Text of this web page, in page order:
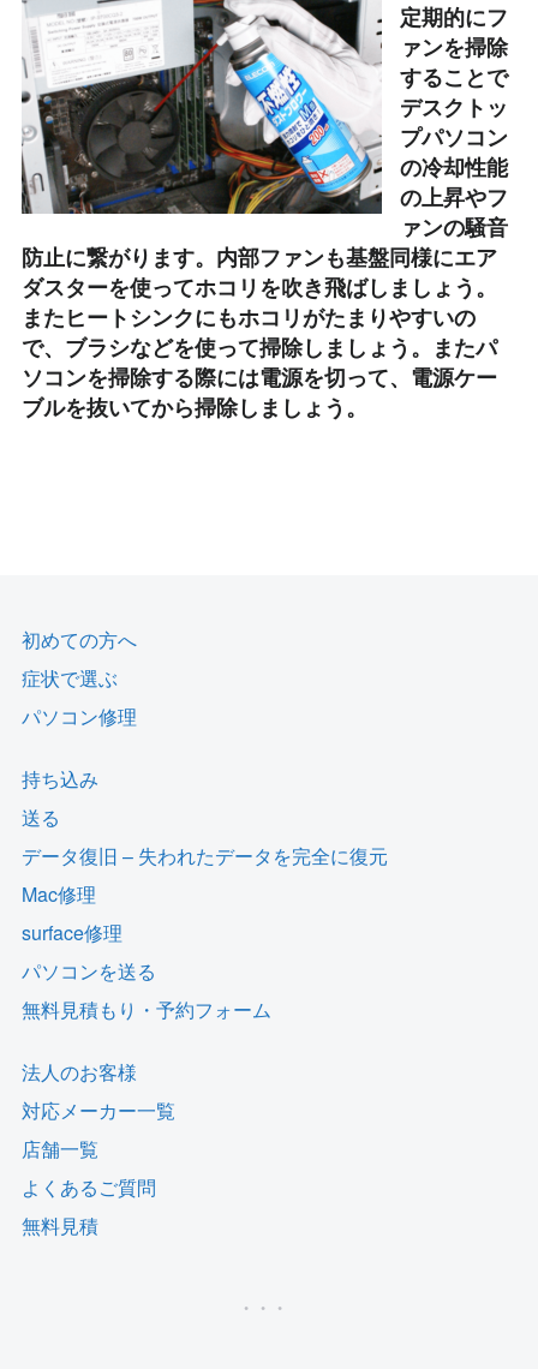
定期的にフ
ァンを掃除
することで
デスクトッ
プパソコン
の冷却性能
の上昇やフ
ァンの騒音
防止に繋がります。内部ファンも基盤同様にエア
ダスターを使ってホコリを吹き飛ばしましょう。
またヒートシンクにもホコリがたまりやすいの
で、ブラシなどを使って掃除しましょう。またパ
ソコンを掃除する際には電源を切って、電源ケー
ブルを抜いてから掃除しましょう。
初めての方へ
症状で選ぶ
パソコン修理
持ち込み
送る
データ復旧 – 失われたデータを完全に復元
Mac修理
surface修理
パソコンを送る
無料見積もり・予約フォーム
法人のお客様
対応メーカー一覧
店舗一覧
よくあるご質問
無料見積